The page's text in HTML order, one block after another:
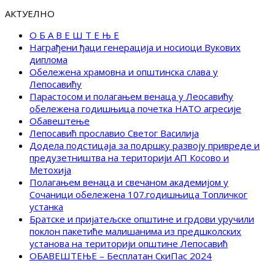
АКТУЕЛНО
О Б А В Е Ш Т Е Њ Е
Награђени ђаци генерација и носиоци Вукових
диплома
Обележена храмовна и општинска слава у
Лепосавићу
Парастосом и полагањем венаца у Леосавићу
обележена годишњица почетка НАТО агресије
Обавештење
Лепосавић прославио Светог Василија
Додела подстицаја за подршку развоју привреде и
предузетништва на територији АП Косово и
Метохија
Полагањем венаца и свечаном академијом у
Сочаници обележена 107.годишњица Топличког
устанка
Братске и пријатељске општине и грдови уручили
поклон пакетиће малишанима из предшколских
установа на територији општине Лепосавић
ОБАВЕШТЕЊЕ – Бесплатан СкиПас 2024